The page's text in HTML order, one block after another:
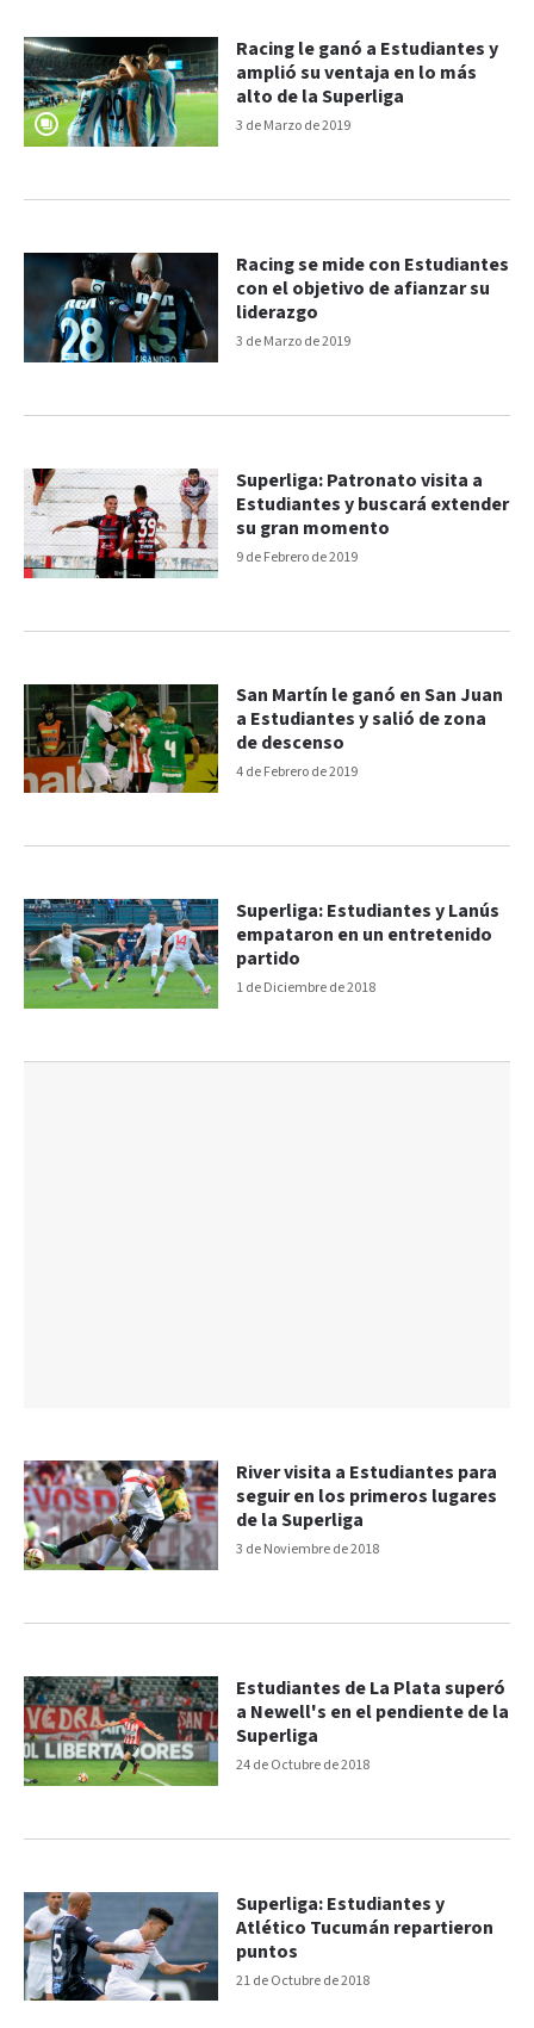
3 de Marzo de 2019
Racing le ganó a Estudiantes y
amplió su ventaja en lo más
alto de la Superliga
3 de Marzo de 2019
Racing se mide con Estudiantes
con el objetivo de afianzar su
liderazgo
9 de Febrero de 2019
Superliga: Patronato visita a
Estudiantes y buscará extender
su gran momento
4 de Febrero de 2019
San Martín le ganó en San Juan
a Estudiantes y salió de zona
de descenso
1 de Diciembre de 2018
Superliga: Estudiantes y Lanús
empataron en un entretenido
partido
3 de Noviembre de 2018
River visita a Estudiantes para
seguir en los primeros lugares
de la Superliga
24 de Octubre de 2018
Estudiantes de La Plata superó
a Newell's en el pendiente de la
Superliga
21 de Octubre de 2018
Superliga: Estudiantes y
Atlético Tucumán repartieron
puntos